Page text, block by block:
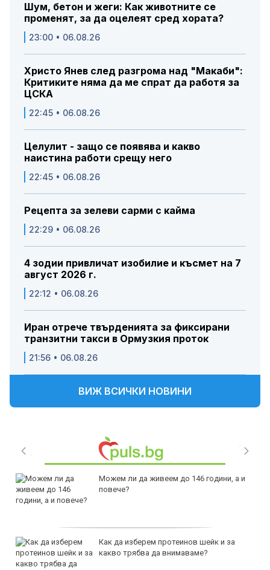
Шум, бетон и жеги: Как животните се
променят, за да оцелеят сред хората?
23:00 • 06.08.26
Христо Янев след разгрома над "Макаби":
Критиките няма да ме спрат да работя за
ЦСКА
22:45 • 06.08.26
Целулит - защо се появява и какво
наистина работи срещу него
22:45 • 06.08.26
Рецепта за зелеви сарми с кайма
22:29 • 06.08.26
4 зодии привличат изобилие и късмет на 7
август 2026 г.
22:12 • 06.08.26
Иран отрече твърденията за фиксирани
транзитни такси в Ормузкия проток
21:56 • 06.08.26
ВИЖ ВСИЧКИ НОВИНИ
Можем ли да живеем до 146 години, а и
повече?
Как да изберем протеинов шейк и за
какво трябва да внимаваме?